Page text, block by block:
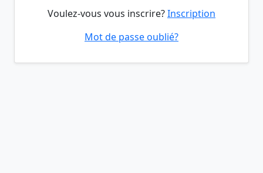
Voulez-vous vous inscrire?Inscription
Mot de passe oublié?